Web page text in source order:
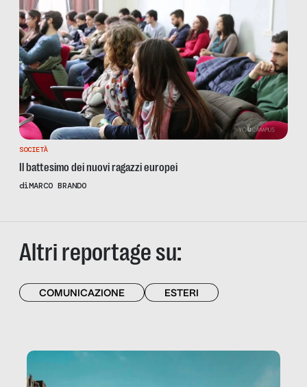
SOCIETÀ
Il battesimo dei nuovi ragazzi europei
diMARCO BRANDO
Altri reportage su:
COMUNICAZIONE ESTERI